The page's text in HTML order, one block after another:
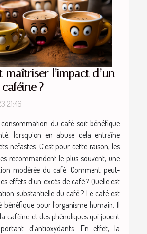
maîtriser l’impact d’un
?
21:46
du café soit bénéfique
lorsqu’on en abuse cela entraîne
néfastes. C’est pour cette raison, les
recommandent le plus souvent, une
modérée du café. Comment peut-
effets d’un excès de café ? Quelle est
substantielle du café ? Le café est
bénéfique pour l’organisme humain. Il
caféine et des phénoliques qui jouent
d’antioxydants. En effet, la